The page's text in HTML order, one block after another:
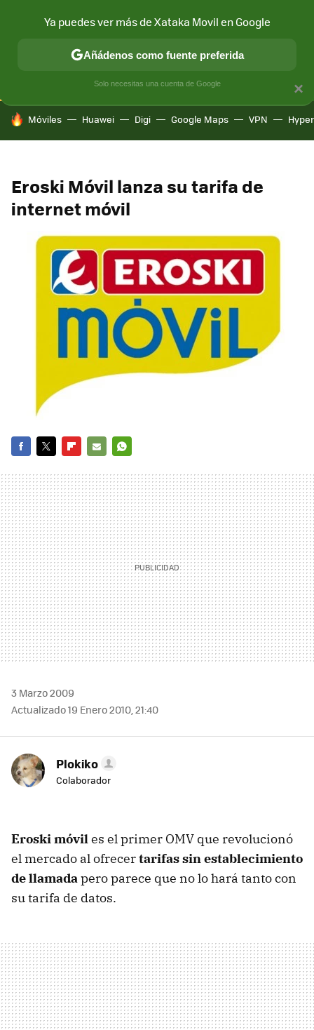
CONECTIVIDAD MÓVIL Y SOCIEDAD APLICACIONES
HOY SE HABLA DE
Móviles Huawei Digi Google Maps VPN
Eroski Móvil lanza su tarifa de
internet móvil
MAIL
3 Marzo 2009
Actualizado 19 Enero 2010, 21:40
Plokiko
Colaborador
Eroski móviles el primer OMV que revolucionó
el mercado al ofrecertarifas sin establecimiento
de llamadapero parece que no lo hará tanto con
su tarifa de datos.
×
Ya puedes ver más de Xataka Movil en Google
Añádenos como fuente preferida
Solo necesitas una cuenta de Google